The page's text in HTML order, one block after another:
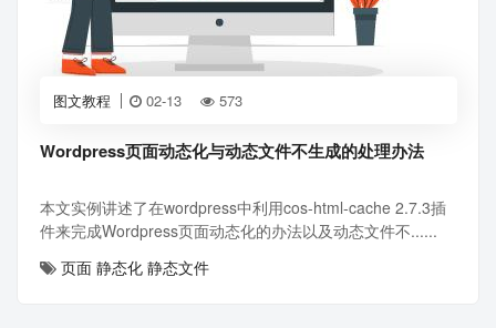
图文教程 02-13 573
Wordpress页面动态化与动态文件不生成的处理办法
本文实例讲述了在wordpress中利用cos-html-cache 2.7.3插
件来完成Wordpress页面动态化的办法以及动态文件不......
页面 静态化 静态文件